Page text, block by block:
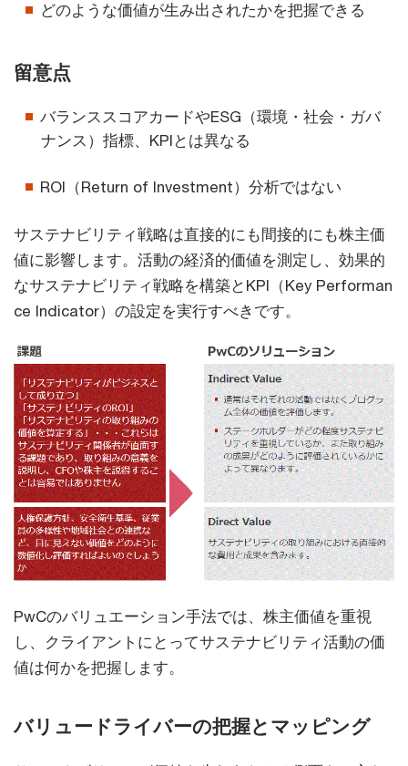
どのような価値が生み出されたかを把握できる
留意点
バランススコアカードやESG（環境・社会・ガバ
ナンス）指標、KPIとは異なる
ROI（Return of Investment）分析ではない
サステナビリティ戦略は直接的にも間接的にも株主価
値に影響します。活動の経済的価値を測定し、効果的
なサステナビリティ戦略を構築とKPI（Key Performan
ce Indicator）の設定を実行すべきです。
PwCのバリュエーション手法では、株主価値を重視
し、クライアントにとってサステナビリティ活動の価
値は何かを把握します。
バリュードライバーの把握とマッピング